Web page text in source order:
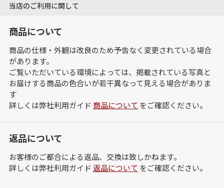
当店のご利用に関して
商品について
商品の仕様・外観は改良のため予告なく変更されている場合
があります。
ご覧いただいている環境によっては、掲載されている写真と
お届けする商品の色合いが若干異なって見える場合がありま
す
詳しくは弊社利用ガイド 商品について をご確認ください。
返品について
お客様のご都合による返品、交換は致しかねます。
詳しくは弊社利用ガイド 返品について をご確認ください。